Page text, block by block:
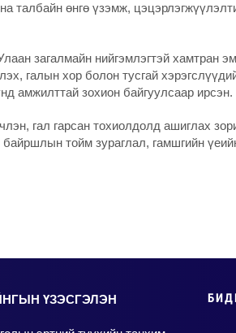
талбайн өнгө үзэмж,
загалмайн нийгэмлэгтэй хамтран
галын хор болон тусгай
амжилттай зохион байгуулсаар ирсэн.
гал гарсан тохиолдолд ашиглах
тойм зураглал, гамшгийн
ҮЗЭСГЭЛЭН